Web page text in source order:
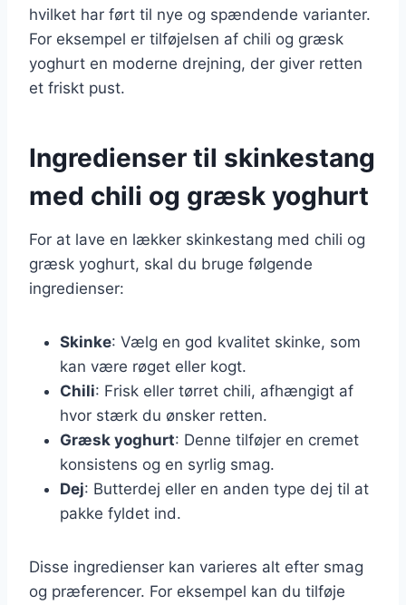
hvilket har ført til nye og spændende varianter.
For eksempel er tilføjelsen af chili og græsk
yoghurt en moderne drejning, der giver retten
et friskt pust.
Ingredienser til skinkestang
med chili og græsk yoghurt
For at lave en lækker skinkestang med chili og
græsk yoghurt, skal du bruge følgende
ingredienser:
Skinke: Vælg en god kvalitet skinke, som
kan være røget eller kogt.
Chili: Frisk eller tørret chili, afhængigt af
hvor stærk du ønsker retten.
Græsk yoghurt: Denne tilføjer en cremet
konsistens og en syrlig smag.
Dej: Butterdej eller en anden type dej til at
pakke fyldet ind.
Disse ingredienser kan varieres alt efter smag
og præferencer. For eksempel kan du tilføje